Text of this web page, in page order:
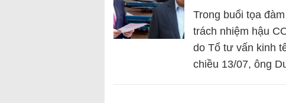
Trong buổi tọa
trách nhiệm hậu
do Tổ tư vấn kinh
chiều 13/07, ông